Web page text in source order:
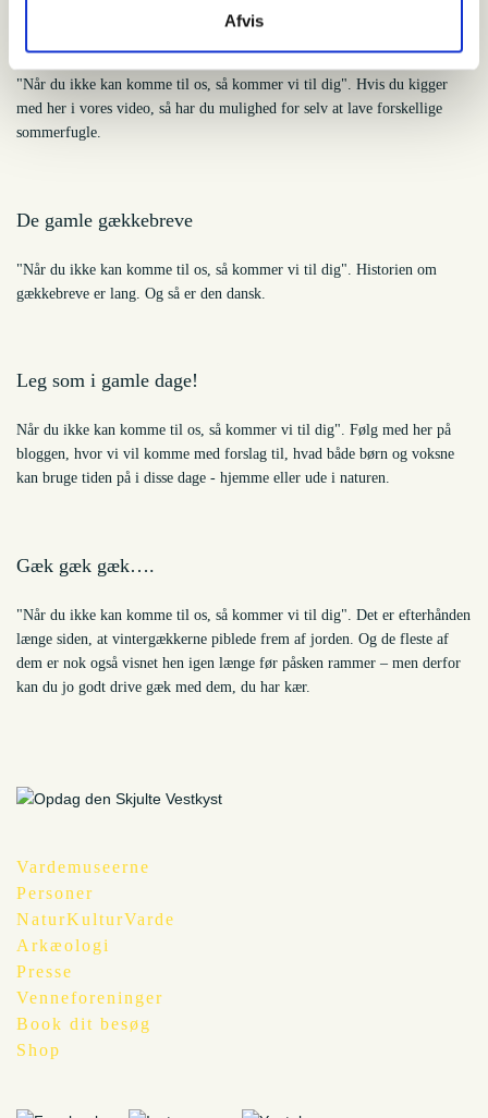
Afvis
"Når du ikke kan komme til os, så kommer vi til dig". Hvis du kigger
med her i vores video, så har du mulighed for selv at lave forskellige
sommerfugle.
De gamle gækkebreve
"Når du ikke kan komme til os, så kommer vi til dig". Historien om
gækkebreve er lang. Og så er den dansk.
Leg som i gamle dage!
Når du ikke kan komme til os, så kommer vi til dig". Følg med her på
bloggen, hvor vi vil komme med forslag til, hvad både børn og voksne
kan bruge tiden på i disse dage - hjemme eller ude i naturen.
Gæk gæk gæk….
"Når du ikke kan komme til os, så kommer vi til dig". Det er efterhånden
længe siden, at vintergækkerne piblede frem af jorden. Og de fleste af
dem er nok også visnet hen igen længe før påsken rammer – men derfor
kan du jo godt drive gæk med dem, du har kær.
Vardemuseerne
Personer
NaturKulturVarde
Arkæologi
Presse
Venneforeninger
Book dit besøg
Shop